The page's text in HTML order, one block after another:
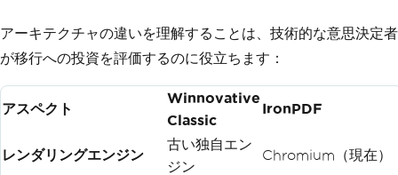
アーキテクチャの違いを理解することは、技術的な意思決定者
が移行への投資を評価するのに役立ちます：
アスペクト
Winnovative
Classic
IronPDF
レンダリングエンジン
古い独自エン
ジン
Chromium（現在）